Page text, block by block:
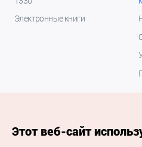
Электронные книги
Этот веб-сайт